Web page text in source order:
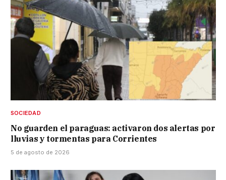
SOCIEDAD
No guarden el paraguas: activaron dos alertas por
lluvias y tormentas para Corrientes
5 de agosto de 2026